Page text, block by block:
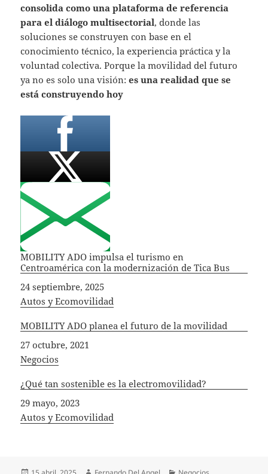
consolida como una plataforma de referencia
para el diálogo multisectorial, donde las
soluciones se construyen con base en el
conocimiento técnico, la experiencia práctica y la
voluntad colectiva. Porque la movilidad del futuro
ya no es solo una visión:es una realidad que se
está construyendo hoy
MOBILITY ADO impulsa el turismo en
Centroamérica con la modernización de Tica Bus
Fecha
24 septiembre, 2025
In relation to
Autos y Ecomovilidad
MOBILITY ADO planea el futuro de la movilidad
Fecha
27 octubre, 2021
In relation to
Negocios
¿Qué tan sostenible es la electromovilidad?
Fecha
29 mayo, 2023
In relation to
Autos y Ecomovilidad
Publicado
Autor Categorías